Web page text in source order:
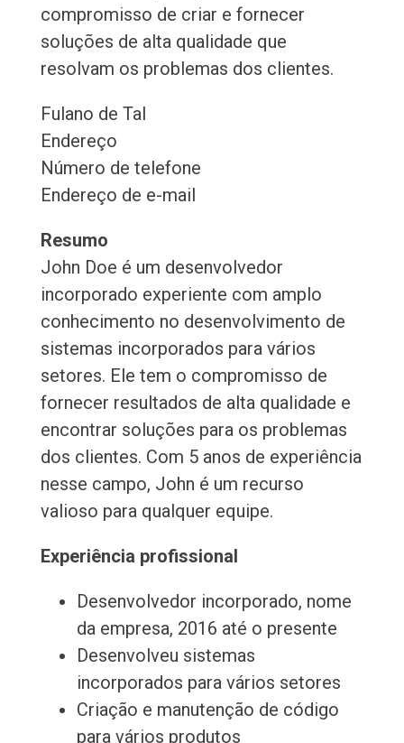
compromisso de criar e fornecer
soluções de alta qualidade que
resolvam os problemas dos clientes.
Fulano de Tal
Endereço
Número de telefone
Endereço de e-mail
Resumo
John Doe é um desenvolvedor
incorporado experiente com amplo
conhecimento no desenvolvimento de
sistemas incorporados para vários
setores. Ele tem o compromisso de
fornecer resultados de alta qualidade e
encontrar soluções para os problemas
dos clientes. Com 5 anos de experiência
nesse campo, John é um recurso
valioso para qualquer equipe.
Experiência profissional
Desenvolvedor incorporado, nome
da empresa, 2016 até o presente
Desenvolveu sistemas
incorporados para vários setores
Criação e manutenção de código
para vários produtos